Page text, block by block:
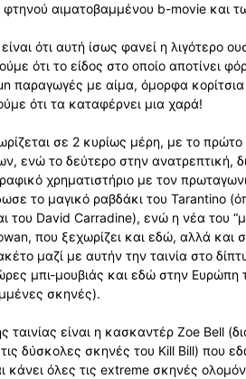
φτηνού αιματοβαμμένου b-movie και
ότι αυτή ίσως φανεί η λιγότερο
ότι το είδος στο οποίο αποτίνει
παραγωγές με αίμα, όμορφα
ότι τα καταφέρνει μια χαρά!
σε 2 κυρίως μέρη, με το
ενώ το δεύτερο στην ανατρεπτική,
χρηματιστήριο με τον
το μαγικό ραβδάκι του Tarantino
του David Carradine), ενώ η νέα του
που ξεχωρίζει και εδώ, αλλά
μαζί με αυτήν την ταινία στο
μπι-μουβιάς και εδώ στην
σκηνές).
ταινίας είναι η κασκαντέρ Zoe Bell
δύσκολες σκηνές του Kill Bill) που
κάνει όλες τις extreme σκηνές